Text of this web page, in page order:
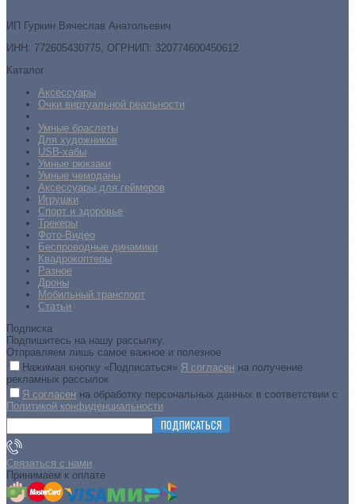
ИП Гуркин Вячеслав Анатольевич
ИНН: 772605430775, ОГРНИП: 320774600450612
Каталог
Аксессуары
Очки виртуальной реальности
Умные браслеты
Для художников
USB-хабы
Умные рюкзаки
Умные чемоданы
Аксессуары для геймеров
Игрушки
Спорт и здоровье
Трекеры
Фото-Видео
Беспроводные динамики
Квадрокоптеры
Разное
Дроны
Мобильный транспорт
Статьи
Подписка
Подпишитесь на нашу рассылку.
Отправляем лишь самое важное и полезное
Нажимая кнопку «Подписаться» Я согласен на получение
рекламных рассылок
Я согласен на обработку персональных данных в соответствии с
Политикой конфиденциальности
ПОДПИСАТЬСЯ
Связаться с нами
Принимаем к оплате